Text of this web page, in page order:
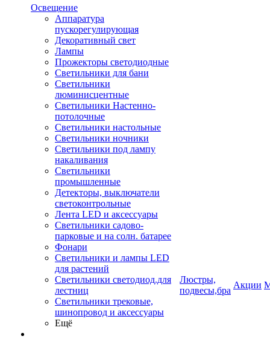
Освещение
Аппаратура
пускорегулирующая
Декоративный свет
Лампы
Прожекторы светодиодные
Светильники для бани
Светильники
люминисцентные
Светильники Настенно-
потолочные
Светильники настольные
Светильники ночники
Светильники под лампу
накаливания
Светильники
промышленные
Детекторы, выключатели
светоконтрольные
Лента LED и аксессуары
Светильники садово-
парковые и на солн. батарее
Фонари
Светильники и лампы LED
для растений
Светильники светодиод.для
лестниц
Светильники трековые,
шинопровод и аксессуары
Ещё
Люстры,
подвесы,бра
Акции